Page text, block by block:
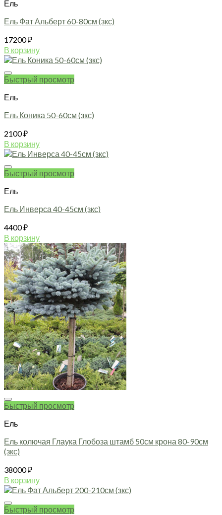
Ель
Ель Фат Альберт 60-80см (зкс)
17200₽
В корзину
Быстрый просмотр
Ель
Ель Коника 50-60см (зкс)
2100₽
В корзину
Быстрый просмотр
Ель
Ель Инверса 40-45см (зкс)
4400₽
В корзину
Быстрый просмотр
Ель
Ель колючая Глаука Глобоза штамб 50см крона 80-90см
(зкс)
38000₽
В корзину
Быстрый просмотр